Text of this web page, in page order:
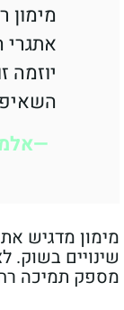
מימון
אתגרי
יוזמה
מימון מדגיש
שינויים בשוק.
מספק תמיכה